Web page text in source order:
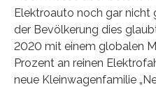
Elektroauto noch gar nicht
der Bevölkerung dies
2020 mit einem globalen
Prozent an reinen
neue Kleinwagenfamilie